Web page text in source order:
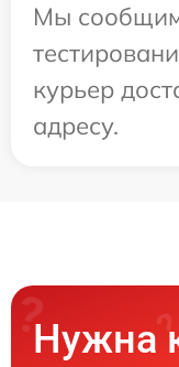
Мы
курьер
адресу.
Нужна